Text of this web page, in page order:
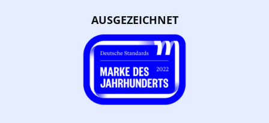
AUSGEZEICHNET